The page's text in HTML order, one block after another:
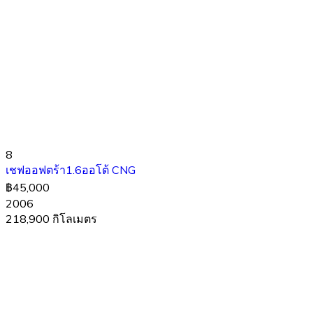
8
เชฟออฟตร้า1.6ออโต้ CNG
฿45,000
2006
218,900 กิโลเมตร